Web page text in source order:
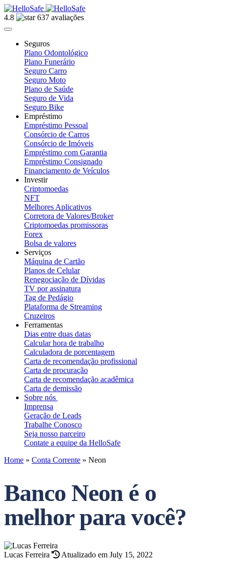
4.8 637 avaliações
Seguros
Plano Odontológico
Plano Funerário
Seguro Carro
Seguro Moto
Plano de Saúde
Seguro de Vida
Seguro Bike
Empréstimo
Empréstimo Pessoal
Consórcio de Carros
Consórcio de Imóveis
Empréstimo com Garantia
Empréstimo Consignado
Financiamento de Veículos
Investir
Criptomoedas
NFT
Melhores Aplicativos
Corretora de Valores/Broker
Criptomoedas promissoras
Forex
Bolsa de valores
Serviços
Máquina de Cartão
Planos de Celular
Renegociação de Dívidas
TV por assinatura
Tag de Pedágio
Plataforma de Streaming
Cruzeiros
Ferramentas
Dias entre duas datas
Calcular hora de trabalho
Calculadora de porcentagem
Carta de recomendação profissional
Carta de procuração
Carta de recomendação acadêmica
Carta de demissão
Sobre nós
Imprensa
Geração de Leads
Trabalhe Conosco
Seja nosso parceiro
Contate a equipe da HelloSafe
Home » Conta Corrente » Neon
Banco Neon é o
melhor para você?
Lucas Ferreira
Atualizado em July 15, 2022